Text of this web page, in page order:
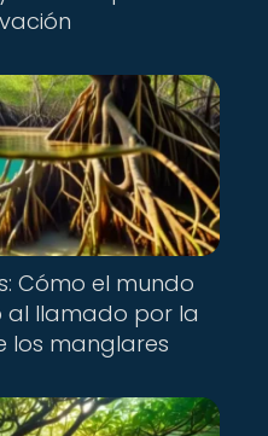
Cómo el mundo
al llamado por la
los manglares